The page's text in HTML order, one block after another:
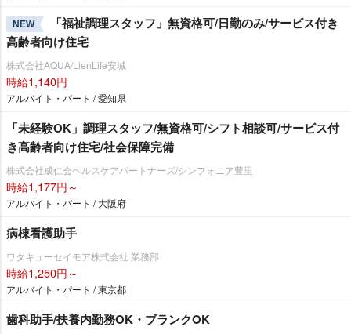
NEW
「福祉調理スタッフ」無資格可/日勤のみ/サービス付き
高齢者向け住宅
株式会社AQUA/LienLife安城
時給1,140円
アルバイト・パート / 愛知県
「未経験OK」調理スタッフ/無資格可/シフト相談可/サービス付
き高齢者向け住宅/社会保障完備
株式会社成仁会ヘルスケアパートナーズ/シンフォニア豊里
時給1,177円～
アルバイト・パート / 大阪府
病棟看護助手
ワタキューセイモア株式会社 業務部
時給1,250円～
アルバイト・パート / 東京都
歯科助手/扶養内勤務OK・ブランクOK